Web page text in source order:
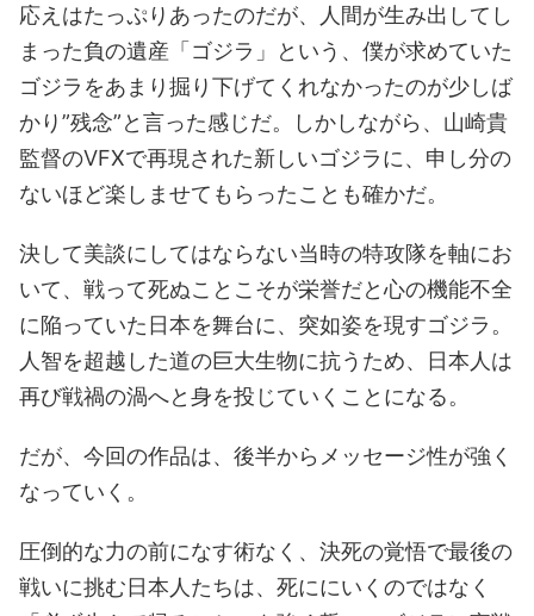
応えはたっぷりあったのだが、人間が生み出してし
まった負の遺産「ゴジラ」という、僕が求めていた
ゴジラをあまり掘り下げてくれなかったのが少しば
かり”残念”と言った感じだ。しかしながら、山崎貴
監督のVFXで再現された新しいゴジラに、申し分の
ないほど楽しませてもらったことも確かだ。
決して美談にしてはならない当時の特攻隊を軸にお
いて、戦って死ぬことこそが栄誉だと心の機能不全
に陥っていた日本を舞台に、突如姿を現すゴジラ。
人智を超越した道の巨大生物に抗うため、日本人は
再び戦禍の渦へと身を投じていくことになる。
だが、今回の作品は、後半からメッセージ性が強く
なっていく。
圧倒的な力の前になす術なく、決死の覚悟で最後の
戦いに挑む日本人たちは、死ににいくのではなく